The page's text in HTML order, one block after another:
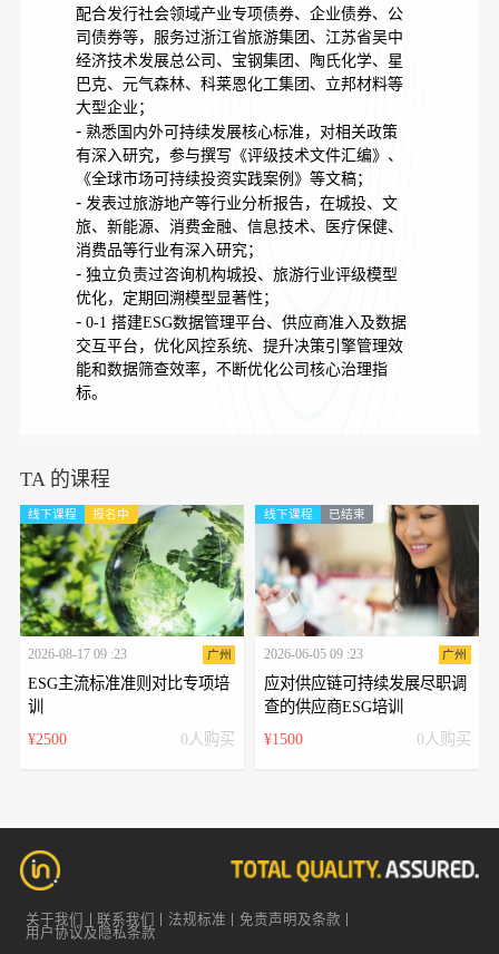
配合发行社会领域产业专项债券、企业债券、公
司债券等，服务过浙江省旅游集团、江苏省吴中
经济技术发展总公司、宝钢集团、陶氏化学、星
巴克、元气森林、科莱恩化工集团、立邦材料等
大型企业；
- 熟悉国内外可持续发展核心标准，对相关政策
有深入研究，参与撰写《评级技术文件汇编》、
《全球市场可持续投资实践案例》等文稿；
- 发表过旅游地产等行业分析报告，在城投、文
旅、新能源、消费金融、信息技术、医疗保健、
消费品等行业有深入研究；
- 独立负责过咨询机构城投、旅游行业评级模型
优化，定期回溯模型显著性；
- 0-1 搭建ESG数据管理平台、供应商准入及数据
交互平台，优化风控系统、提升决策引擎管理效
能和数据筛查效率，不断优化公司核心治理指
标。
TA 的课程
线下课程 报名中
2026-08-17 09 :23 广州
ESG主流标准准则对比专项培
训
¥2500
0人购买
线下课程 已结束
2026-06-05 09 :23 广州
应对供应链可持续发展尽职调
查的供应商ESG培训
¥1500
0人购买
关于我们 联系我们 法规标准
免责声明及条款
用户协议及隐私条款